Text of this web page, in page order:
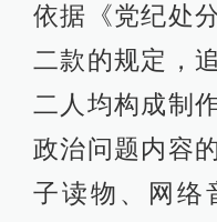
依据《党纪处
二款的规定，
二人均构成制
政治问题内容
子读物、网络